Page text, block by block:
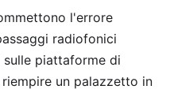
l'errore
radiofonici
piattaforme di
un palazzetto in